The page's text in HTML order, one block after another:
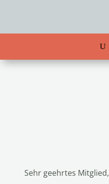
Sehr geehrtes Mitglied,